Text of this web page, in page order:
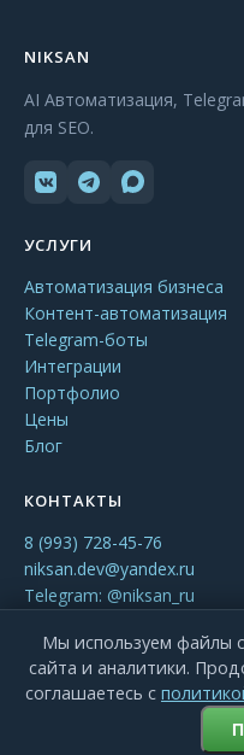
NIKSAN
AI Автоматизация,
для SEO.
УСЛУГИ
Автоматизация бизнеса
Контент-автоматизация
Telegram-боты
Интеграции
Портфолио
Цены
Блог
КОНТАКТЫ
8 (993) 728-45-76
niksan.dev@yandex.ru
Telegram: @niksan_ru
© NikSan, 2026 — AI
Политика
Политика использования
Мы используем файлы
сайта и аналитики.
соглашаетесь с